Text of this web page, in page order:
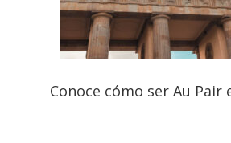
Conoce cómo ser Au Pair